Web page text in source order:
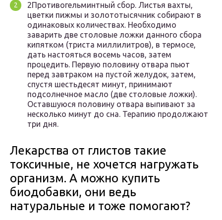
2Противогельминтный сбор. Листья вахты,
цветки пижмы и золототысячник собирают в
одинаковых количествах. Необходимо
заварить две столовые ложки данного сбора
кипятком (триста миллилитров), в термосе,
дать настояться восемь часов, затем
процедить. Первую половину отвара пьют
перед завтраком на пустой желудок, затем,
спустя шестьдесят минут, принимают
подсолнечное масло (две столовые ложки).
Оставшуюся половину отвара выпивают за
несколько минут до сна. Терапию продолжают
три дня.
Лекарства от глистов такие
токсичные, не хочется нагружать
организм. А можно купить
биодобавки, они ведь
натуральные и тоже помогают?